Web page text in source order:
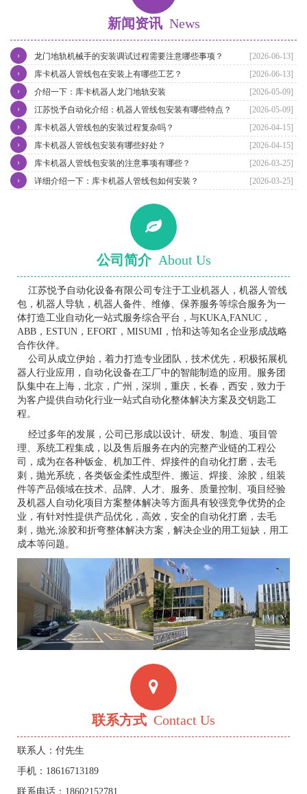
新闻资讯 News
[2026-06-13]
龙门地轨机械手的安装调试过程需要注意哪些事项？
›
[2026-06-13]
库卡机器人管线包在安装上有哪些工艺？
›
[2026-05-09]
介绍一下：库卡机器人龙门地轨安装
›
[2026-05-09]
江苏悦予自动化介绍：机器人管线包安装有哪些特点？
›
[2026-04-15]
库卡机器人管线包的安装过程复杂吗？
›
[2026-04-15]
库卡机器人管线包安装有哪些好处？
›
[2026-03-25]
库卡机器人管线包安装的注意事项有哪些？
›
[2026-03-25]
详细介绍一下：库卡机器人管线包如何安装？
›
公司简介 About Us
江苏悦予自动化设备有限公司专注于工业机器人，机器人管线
包，机器人导轨，机器人备件、维修、保养服务等综合服务为一
体打造工业自动化一站式服务综合平台，与KUKA,FANUC，
ABB，ESTUN，EFORT，MISUMI，怡和达等知名企业形成战略
合作伙伴。
公司从成立伊始，着力打造专业团队，技术优先，积极拓展机
器人行业应用，自动化设备在工厂中的智能制造的应用。服务团
队集中在上海，北京，广州，深圳，重庆，长春，西安，致力于
为客户提供自动化行业一站式自动化整体解决方案及交钥匙工
程。
经过多年的发展，公司已形成以设计、研发、制造、项目管
理、系统工程集成，以及售后服务在内的完整产业链的工程公
司，成为在各种钣金、机加工件、焊接件的自动化打磨，去毛
刺，抛光系统，各类钣金柔性成型件、搬运、焊接、涂胶，组装
件等产品领域在技术、品牌、人才、服务、质量控制、项目经验
及机器人自动化项目方案整体解决等方面具有较强竞争优势的企
业，有针对性提供产品优化，高效，安全的自动化打磨，去毛
刺，抛光,涂胶和折弯整体解决方案，解决企业的用工短缺，用工
成本等问题。
联系方式 Contact Us
联系人：付先生
手机：18616713189
联系电话：18602152781